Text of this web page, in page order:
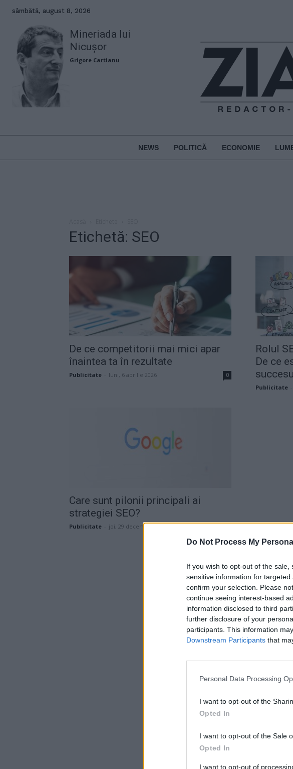
Do Not Process My
If you wish to opt-out of the
sensitive information for
confirm your selection. Please
continue seeing interest-based
information disclosed to third
further disclosure of your
participants. This information
Downstream Participants that
Personal Data Processing
I want to opt-out of the
Opted In
I want to opt-out of the Sale
Opted In
I want to opt-out of
sâmbătă, august 8, 2026
Mineriada lui
Nicușor
Grigore Cartianu
NEWS POLITICĂ ECONOMIE
Etichetă: SEO
De ce competitorii mai mici apar
înaintea ta în rezultate
Publicitate luni, 6 aprilie 2026 0
Rolul
De ce
Publicitate
Care sunt pilonii principali ai
strategiei SEO?
Publicitate joi, 29 decembrie 2022